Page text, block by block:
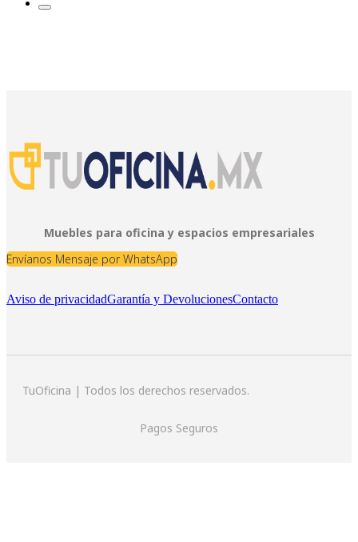
Muebles para oficina y espacios empresariales
Envíanos Mensaje por WhatsApp
Aviso de privacidadGarantía y DevolucionesContacto
TuOficina | Todos los derechos reservados.
Pagos Seguros